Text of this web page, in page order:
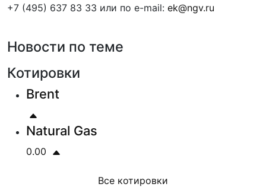
+7 (495) 637 83 33 или по e-mail: ek@ngv.ru
Новости по теме
Котировки
Brent
Natural Gas
0.00
Все котировки